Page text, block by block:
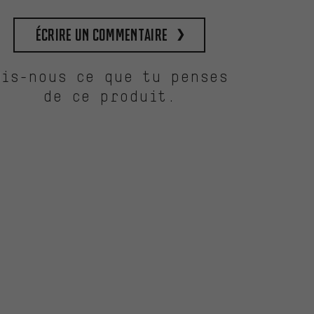
Écrire un commentaire
nous ce que tu penses
de ce produit.